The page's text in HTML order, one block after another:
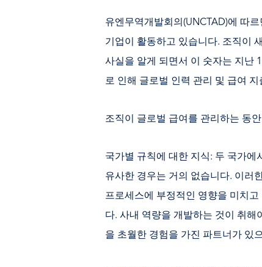
유엔무역개발회의(UNCTAD)에 따
기업이 활동하고 있습니다. 조직이
사실을 알게 되면서 이 숫자는 지난
로 인해 글로벌 인력 관리 및 급여
조직이 글로벌 급여를 관리하는 동
국가별 규칙에 대한 지식: 두 국가에
유사한 경우는 거의 없습니다. 이러
프로세스에 부정적인 영향을 미치
다. 사내 역량을 개발하는 것이 취해
을 초월한 경험을 가진 파트너가 있